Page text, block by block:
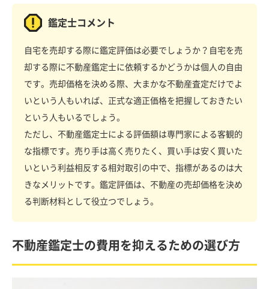
鑑定士コメント
自宅を売却する際に鑑定評価は必要でしょうか？自宅を売
却する際に不動産鑑定士に依頼するかどうかは個人の自由
です。売却価格を決める際、大まかな不動産査定だけでよ
いという人もいれば、正式な適正価格を把握しておきたい
という人もいるでしょう。
ただし、不動産鑑定士による評価額は専門家による客観的
な指標です。売り手は高く売りたく、買い手は安く買いた
いという利益相反する相対取引の中で、指標があるのは大
きなメリットです。鑑定評価は、不動産の売却価格を決め
る判断材料として役立つでしょう。
不動産鑑定士の費用を抑えるための選び方